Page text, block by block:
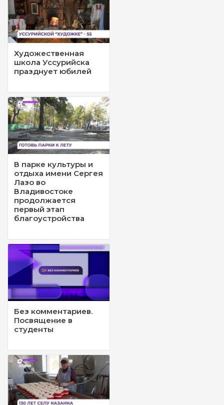
Художественная
школа Уссурийска
празднует юбилей
В парке культуры и
отдыха имени Сергея
Лазо во
Владивостоке
продолжается
первый этап
благоустройства
Без комментариев.
Посвящение в
студенты